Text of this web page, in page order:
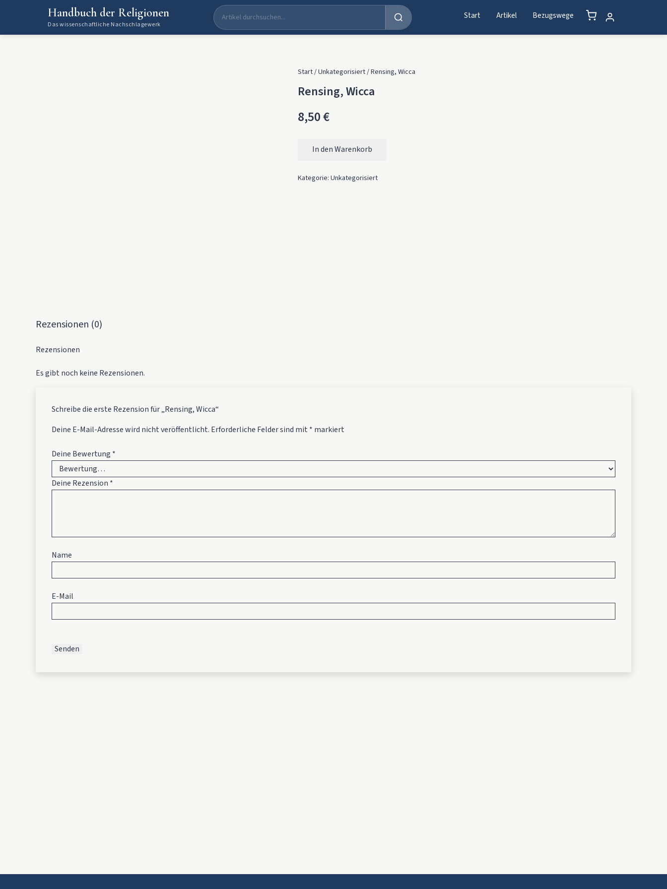
Handbuch der Religionen
Das wissenschaftliche Nachschlagewerk
Start Artikel Bezugswege
Start/Unkategorisiert/ Rensing, Wicca
Rensing, Wicca
8,50€
Rensing, Wicca Menge
In den Warenkorb
Kategorie:Unkategorisiert
Rezensionen (0)
Rezensionen
Es gibt noch keine Rezensionen.
Schreibe die erste Rezension für „Rensing, Wicca“
Deine E-Mail-Adresse wird nicht veröffentlicht. Erforderliche Felder sind mit * markiert
Deine Bewertung *
Deine Rezension *
Name
E-Mail